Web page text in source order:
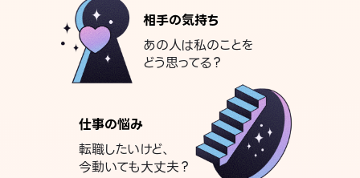
相手の気持ち
あの人は私のことを
どう思ってる？
仕事の悩み
転職したいけど、
今動いても大丈夫？